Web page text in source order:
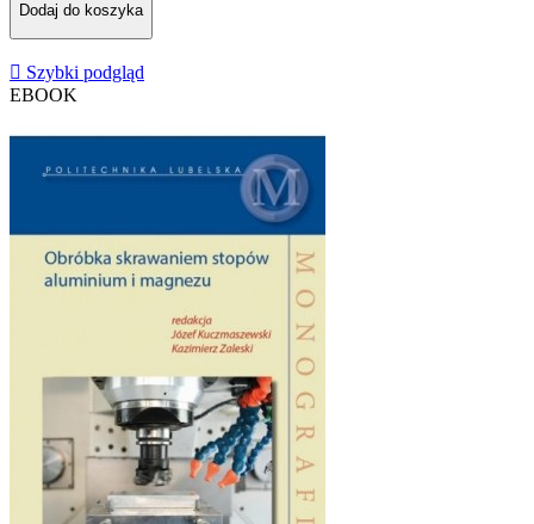
Dodaj do koszyka
 Szybki podgląd
EBOOK